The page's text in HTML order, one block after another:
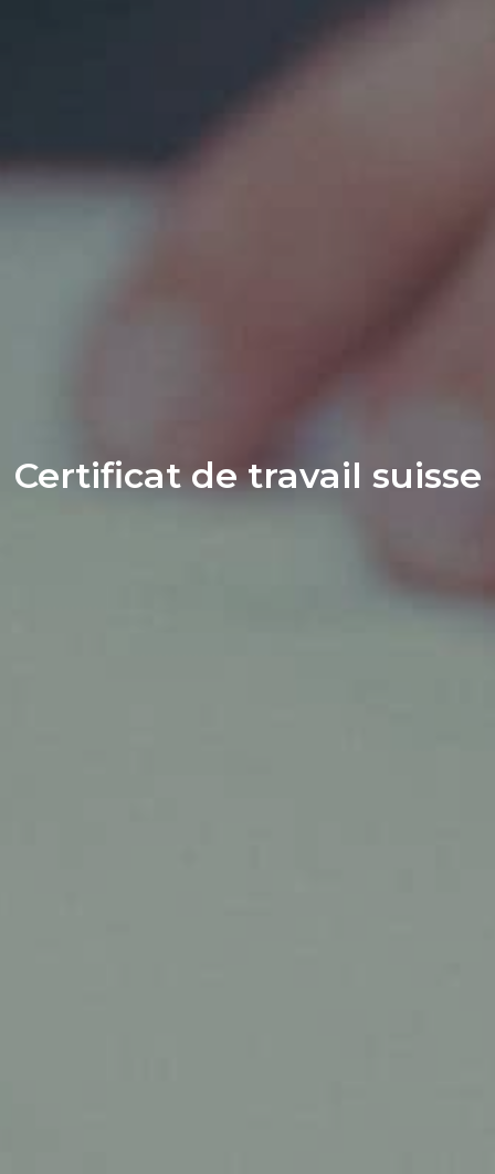
Certificat de travail suisse